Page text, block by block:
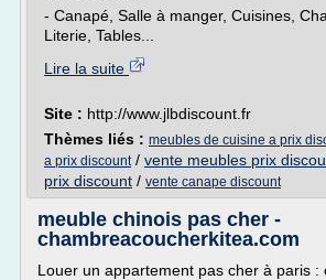
- Canapé, Salle à manger, Cuisines,
Literie, Tables...
Lire la suite
Site : http://www.jlbdiscount.fr
Thèmes liés : meubles de cuisine a prix
a prix discount/ vente meubles prix
prix discount / vente canape discount
meuble chinois pas cher -
chambreacoucherkitea.com
Louer un appartement pas cher à paris :